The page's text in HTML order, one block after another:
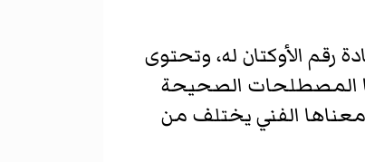
رقم الأوكتان له، وتحتوى
المصطلحات الصحيحة
الفني يختلف من